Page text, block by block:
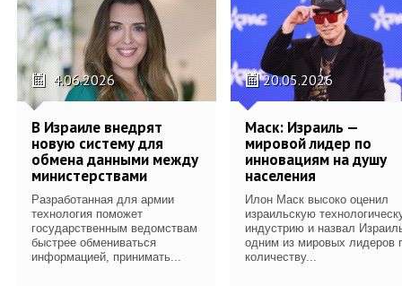
4.06.2026
В Израиле внедрят
новую систему для
обмена данными между
министерствами
Разработанная для армии
технология поможет
государственным ведомствам
быстрее обмениваться
информацией, принимать...
20.05.2026
Маск: Израиль —
мировой лидер по
инновациям на душу
населения
Илон Маск высоко оценил
израильскую
индустрию и назвал
одним из мировых лидеров
количеству...